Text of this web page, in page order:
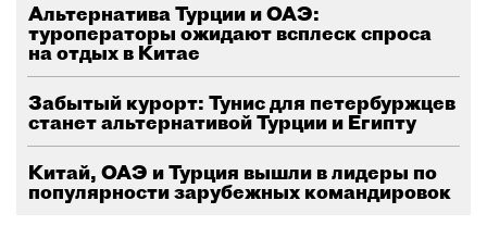
Альтернатива Турции и ОАЭ:
туроператоры ожидают всплеск спроса
на отдых в Китае
Забытый курорт: Тунис для петербуржцев
станет альтернативой Турции и Египту
Китай, ОАЭ и Турция вышли в лидеры по
популярности зарубежных командировок